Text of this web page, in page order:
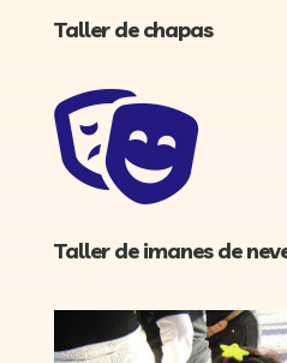
Taller de chapas

Taller de imanes de